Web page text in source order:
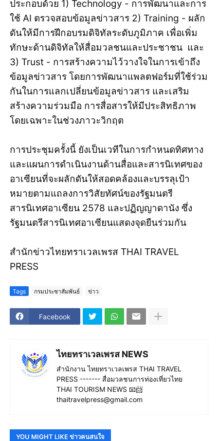
ประกอบด้วย 1) Technology - การพัฒนาและการ
ใช้ AI ตรวจสอบข้อมูลข่าวสาร 2) Training - ผลัก
ดันให้มีการฝึกอบรมดิจิทัลระดับภูมิภาค เพื่อเพิ่ม
ทักษะด้านดิจิทัลให้สื่อมวลชนและประชาชน และ
3) Trust - การสร้างความไว้วางใจในการเข้าถึง
ข้อมูลข่าวสาร โดยการพัฒนาแพลตฟอร์มที่ใช้ร่วม
กันในการแลกเปลี่ยนข้อมูลข่าวสาร และเสริม
สร้างความร่วมมือ การสื่อสารให้มีประสิทธิภาพ
โดยเฉพาะในช่วงภาวะวิกฤต
การประชุมครั้งนี้ ยังเป็นเวทีในการกำหนดทิศทาง
และแผนการดำเนินงานด้านสื่อและสารนิเทศของ
อาเซียนที่จะผลักดันให้สอดคล้องและบรรลุเป้า
หมายตามแถลงการวิสัยทัศน์ของรัฐมนตรี
สารนิเทศอาเซียน 2578 และปฏิญญาดานัง ซึ่ง
รัฐมนตรีสารนิเทศอาเซียนแสดงจุดยืนร่วมกัน
สำนักข่าวไทยทราเวลเพรส THAI TRAVEL
PRESS
Tags กรมประชาสัมพันธ์ ข่าว
Facebook
ไทยทราเวลเพรส NEWS
สำนักงาน ไทยทราเวลเพรส THAI TRAVEL
PRESS ------- สื่อมวลชนการท่องเที่ยวไทย
THAI TOURISM NEWS 📧📨
thaitravelpress@gmail.com
YOU MIGHT LIKE ข่าวคนสนใจ